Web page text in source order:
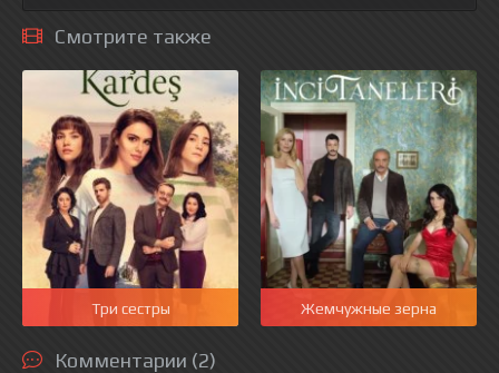
Смотрите также
Три сестры Жемчужные зерна
Комментарии (2)